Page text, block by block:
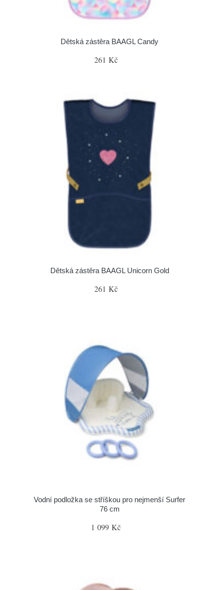
Dětská zástěra BAAGL Candy
261 Kč
Dětská zástěra BAAGL Unicorn Gold
261 Kč
Vodní podložka se stříškou pro nejmenší Surfer
76 cm
1 099 Kč